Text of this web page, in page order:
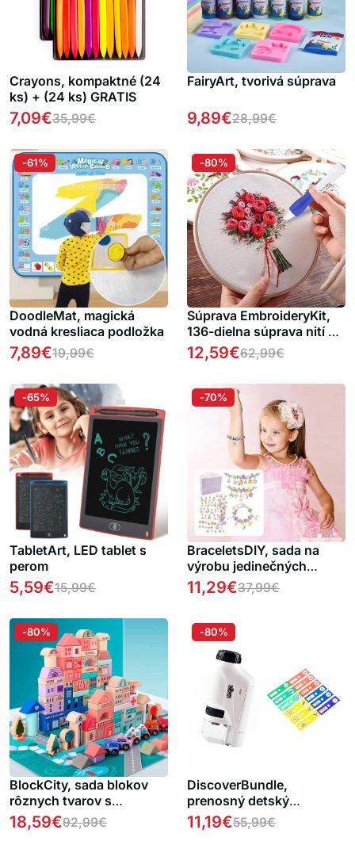
Crayons, kompaktné (24
ks) + (24 ks) GRATIS
7,09€35,99€
FairyArt, tvorivá súprava
9,89€28,99€
DoodleMat, magická
vodná kresliaca podložka
7,89€19,99€
-61%
Súprava EmbroideryKit,
136-dielna súprava nití a
ďalšieho najbežnejšieho
vyšívacieho príslušenstva
12,59€62,99€
-80%
TabletArt, LED tablet s
perom
5,59€15,99€
-65%
BraceletsDIY, sada na
výrobu jedinečných
náramkov
11,29€37,99€
-70%
BlockCity, sada blokov
rôznych tvarov s
praktickou krabicou a
hracou podložkou
18,59€92,99€
-80%
DiscoverBundle,
prenosný detský
mikroskop + 12-dielna
sada pozorovacích
11,19€55,99€
-80%